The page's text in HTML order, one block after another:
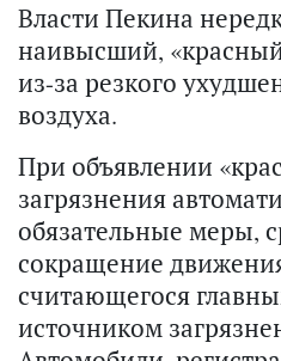
​Власти Пекина
наивысший,
из-за резкого
воздуха.
При объявлении
загрязнения
обязательные меры,
сокращение
считающегося
источником